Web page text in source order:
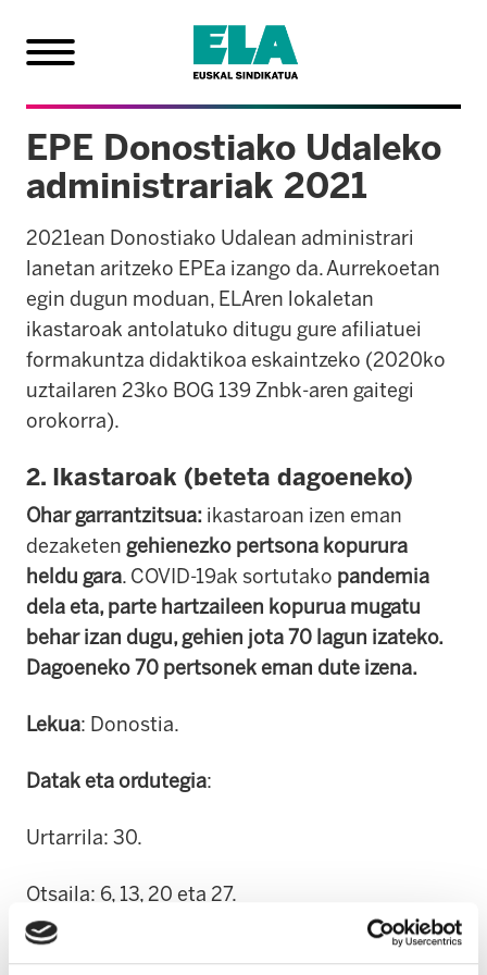
EPE Donostiako Udaleko
administrariak 2021
2021ean Donostiako Udalean administrari
lanetan aritzeko EPEa izango da. Aurrekoetan
egin dugun moduan, ELAren lokaletan
ikastaroak antolatuko ditugu gure afiliatuei
formakuntza didaktikoa eskaintzeko (2020ko
uztailaren 23ko BOG 139 Znbk-aren gaitegi
orokorra).
2. Ikastaroak (beteta dagoeneko)
Ohar garrantzitsua: ikastaroan izen eman
dezaketen gehienezko pertsona kopurura
heldu gara. COVID-19ak sortutako pandemia
dela eta, parte hartzaileen kopurua mugatu
behar izan dugu, gehien jota 70 lagun izateko.
Dagoeneko 70 pertsonek eman dute izena.
Lekua: Donostia.
Datak eta ordutegia:
Urtarrila: 30.
Otsaila: 6, 13, 20 eta 27.
Ordutegia: 08:30 a 14:30.